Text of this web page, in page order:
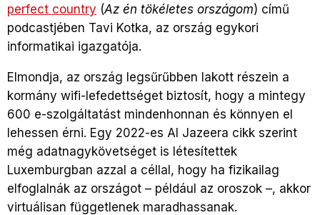
perfect country (Az én tökéletes országom) című
podcastjében Tavi Kotka, az ország egykori
informatikai igazgatója.
Elmondja, az ország legsűrűbben lakott részein a
kormány wifi-lefedettséget biztosít, hogy a mintegy
600 e-szolgáltatást mindenhonnan és könnyen el
lehessen érni. Egy 2022-es Al Jazeera cikk szerint
még adatnagykövetséget is létesítettek
Luxemburgban azzal a céllal, hogy ha fizikailag
elfoglalnák az országot – például az oroszok –, akkor
virtuálisan függetlenek maradhassanak.